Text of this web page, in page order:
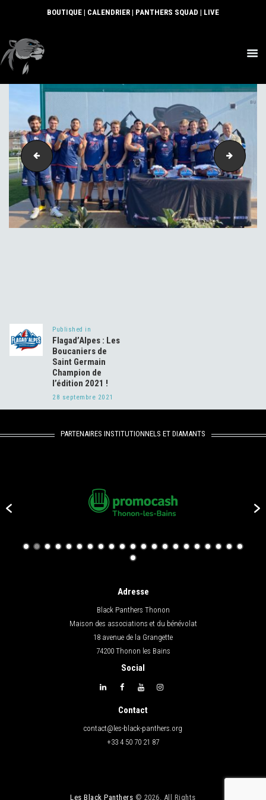
BOUTIQUE | CALENDRIER | PANTHERS SQUAD | LIVE
ACTUS
CLUB
COMMUNAUTÉ
PARTENAIRES
CONTACT
IMG-20210927-WA0009 IMG-
l’article
Published in
post:
Flagad’Alpes : Les
Boucaniers de
Saint Germain
Champion de
l’édition 2021 !
28 septembre 2021
PARTENAIRES INSTITUTIONNELS ET DIAMANTS
Adresse
Black Panthers Thonon
Maison des associations et du bénévolat
18 avenue de la Grangette
74200 Thonon les Bains
Social
Contact
contact@les-black-panthers.org
+33 4 50 70 21 87
Les Black Panthers © 2026. All Rights